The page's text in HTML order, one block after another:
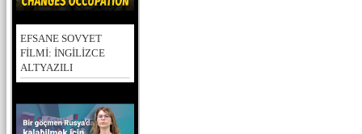
EFSANE SOVYET
FİLMİ: İNGİLİZCE
ALTYAZILI